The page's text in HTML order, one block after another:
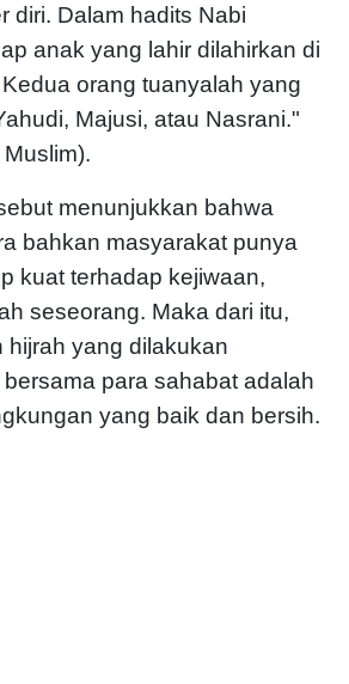
diri. Dalam hadits Nabi
anak yang lahir dilahirkan di
orang tuanyalah yang
Majusi, atau Nasrani."
menunjukkan bahwa
bahkan masyarakat punya
kuat terhadap kejiwaan,
seseorang. Maka dari itu,
hijrah yang dilakukan
para sahabat adalah
yang baik dan bersih.